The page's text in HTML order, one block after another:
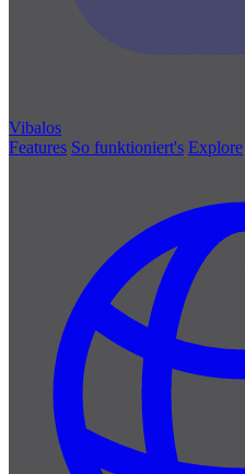
Vibalos
Features So funktioniert's Explore